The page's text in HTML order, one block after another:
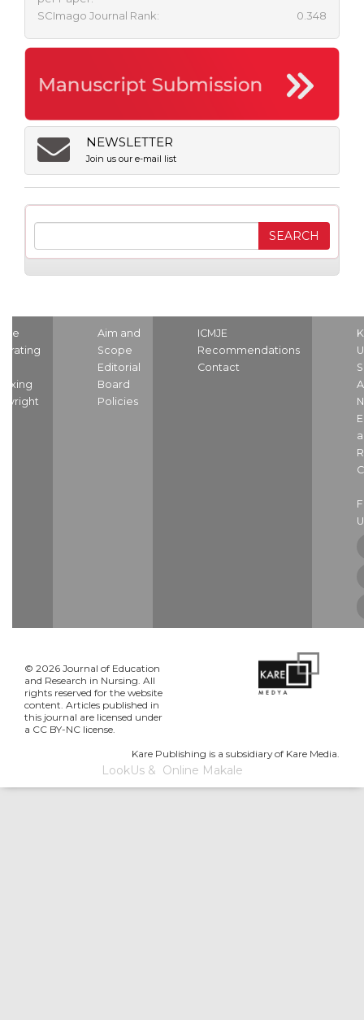
SCImago Journal Rank: 0.348
NEWSLETTER
Join us our e-mail list
Aim and
Scope
Editorial
Board
Policies
ICMJE
Recommendations
Contact
© 2026 Journal of Education
and Research in Nursing. All
rights reserved for the website
content. Articles published in
this journal are licensed under
a CC BY-NC license.
Kare Publishing is a subsidiary of Kare Media.
LookUs& Online Makale